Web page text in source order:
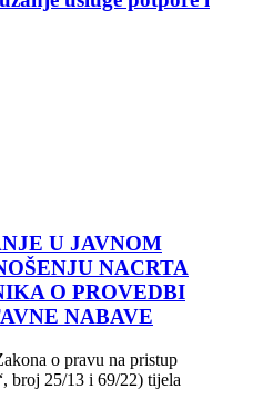
U JAVNOM
NACRTA
O PROVEDBI
NABAVE
o pravu na pristup
broj 25/13 i 69/22) tijela